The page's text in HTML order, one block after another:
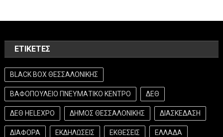
ΕΤΙΚΈΤΕΣ
BLACK BOX ΘΕΣΣΑΛΟΝΙΚΗΣ
ΒΑΦΟΠΟΥΛΕΙΟ ΠΝΕΥΜΑΤΙΚΟ ΚΕΝΤΡΟ ΔΕΘ
ΔΕΘ HELEXPO ΔΗΜΟΣ ΘΕΣΣΑΛΟΝΙΚΗΣ ΔΙΑΣΚΕΔΑΣΗ
ΔΙΑΦΟΡΑ ΕΚΔΗΛΩΣΕΙΣ ΕΚΘΕΣΕΙΣ ΕΛΛΑΔΑ